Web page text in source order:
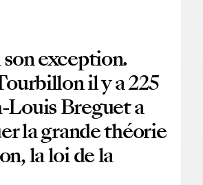
exception.
il y a 225
Louis Breguet a
la grande théorie
la loi de la